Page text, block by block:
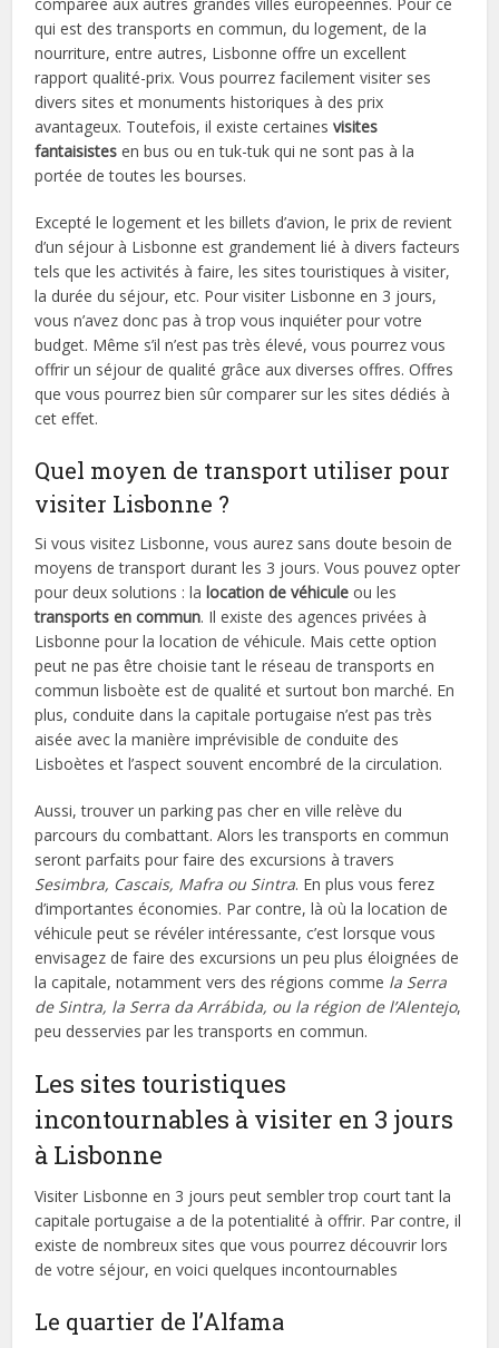
qui est des transports en commun, du logement, de la
nourriture, entre autres, Lisbonne offre un excellent
rapport qualité-prix. Vous pourrez facilement visiter ses
divers sites et monuments historiques à des prix
avantageux. Toutefois, il existe certainesvisites
fantaisistes en bus ou en tuk-tuk qui ne sont pas à la
portée de toutes les bourses.
Excepté le logement et les billets d’avion, le prix de revient
d’un séjour à Lisbonne est grandement lié à divers facteurs
tels que les activités à faire, les sites touristiques à visiter,
la durée du séjour, etc. Pour visiter Lisbonne en 3 jours,
vous n’avez donc pas à trop vous inquiéter pour votre
budget. Même s’il n’est pas très élevé, vous pourrez vous
offrir un séjour de qualité grâce aux diverses offres. Offres
que vous pourrez bien sûr comparer sur les sites dédiés à
cet effet.
Quel moyen de transport utiliser pour
visiter Lisbonne ?
Si vous visitez Lisbonne, vous aurez sans doute besoin de
moyens de transport durant les 3 jours. Vous pouvez opter
pour deux solutions : la location de véhicule ou les
transports en commun. Il existe des agences privées à
Lisbonne pour la location de véhicule. Mais cette option
peut ne pas être choisie tant le réseau de transports en
commun lisboète est de qualité et surtout bon marché. En
plus, conduite dans la capitale portugaise n’est pas très
aisée avec la manière imprévisible de conduite des
Lisboètes et l’aspect souvent encombré de la circulation.
Aussi, trouver un parking pas cher en ville relève du
parcours du combattant. Alors les transports en commun
seront parfaits pour faire des excursions à travers
Sesimbra, Cascais, Mafra ou Sintra. En plus vous ferez
d’importantes économies. Par contre, là où la location de
véhicule peut se révéler intéressante, c’est lorsque vous
envisagez de faire des excursions un peu plus éloignées de
la capitale, notamment vers des régions comme la Serra
de Sintra, la Serra da Arrábida, ou la région de l’Alentejo,
peu desservies par les transports en commun.
Les sites touristiques
incontournables à visiter en 3 jours
à Lisbonne
Visiter Lisbonne en 3 jours peut sembler trop court tant la
capitale portugaise a de la potentialité à offrir. Par contre, il
existe de nombreux sites que vous pourrez découvrir lors
de votre séjour, en voici quelques incontournables
Le quartier de l’Alfama